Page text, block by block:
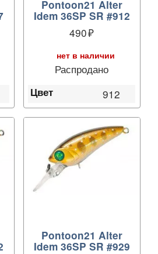
Pontoon21 Alter
Idem 36SP SR #912
490
нет в наличии
Распродано
Цвет 912
Pontoon21 Alter
Idem 36SP SR #929